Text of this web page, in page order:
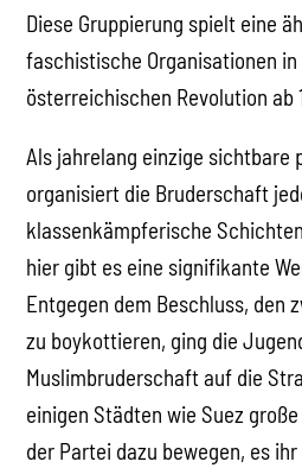
Diese Gruppierung spielt eine
faschistische Organisationen
österreichischen Revolution ab
Als jahrelang einzige sichtbare
organisiert die Bruderschaft
klassenkämpferische
hier gibt es eine signifikante
Entgegen dem Beschluss, den
zu boykottieren, ging die
Muslimbruderschaft auf die
einigen Städten wie Suez
der Partei dazu bewegen, es